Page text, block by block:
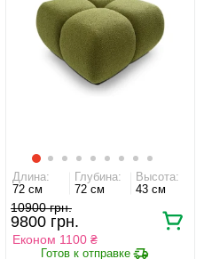
Длина:
72 см
Глубина:
72 см
Высота:
43 см
10900 грн.
9800 грн.
Економ 1100 ₴